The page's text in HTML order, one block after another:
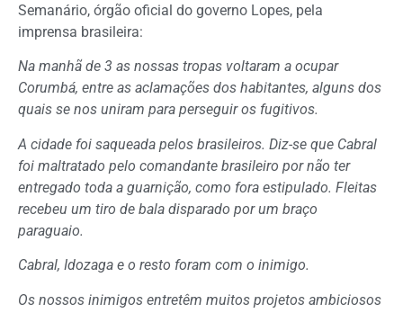
Semanário, órgão oficial do governo Lopes, pela
imprensa brasileira:
Na manhã de 3 as nossas tropas voltaram a ocupar
Corumbá, entre as aclamações dos habitantes, alguns dos
quais se nos uniram para perseguir os fugitivos.
A cidade foi saqueada pelos brasileiros. Diz-se que Cabral
foi maltratado pelo comandante brasileiro por não ter
entregado toda a guarnição, como fora estipulado. Fleitas
recebeu um tiro de bala disparado por um braço
paraguaio.
Cabral, Idozaga e o resto foram com o inimigo.
Os nossos inimigos entretêm muitos projetos ambiciosos